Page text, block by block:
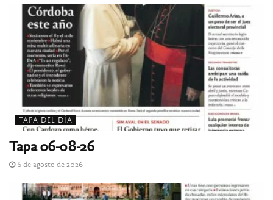
TAPA DEL DÍA
Tapa 06-08-26
6 de agosto de 2026